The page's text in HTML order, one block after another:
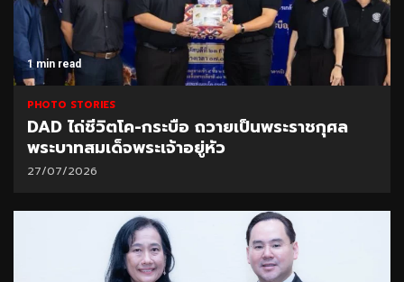
1 min read
PHOTO STORIES
DAD ไถ่ชีวิตโค-กระบือ ถวายเป็นพระราชกุศล
พระบาทสมเด็จพระเจ้าอยู่หัว
27/07/2026